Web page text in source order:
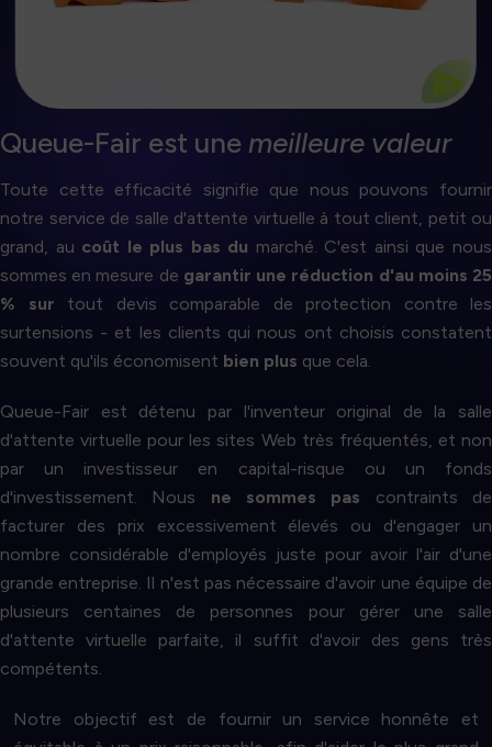
⧐
Queue-Fair est une meilleure valeur
Toute cette efficacité signifie que nous pouvons fournir
notre service de salle d'attente virtuelle à tout client, petit ou
grand, au coût le plus bas du marché. C'est ainsi que nous
sommes en mesure de garantir une réduction d'au moins 25
% sur tout devis comparable de protection contre les
surtensions - et les clients qui nous ont choisis constatent
souvent qu'ils économisent bien plus que cela.
Queue-Fair est détenu par l'inventeur original de la salle
d'attente virtuelle pour les sites Web très fréquentés, et non
par un investisseur en capital-risque ou un fonds
d'investissement. Nous ne sommes pas contraints de
facturer des prix excessivement élevés ou d'engager un
nombre considérable d'employés juste pour avoir l'air d'une
grande entreprise. Il n'est pas nécessaire d'avoir une équipe de
plusieurs centaines de personnes pour gérer une salle
d'attente virtuelle parfaite, il suffit d'avoir des gens très
compétents.
Notre objectif est de fournir un service honnête et